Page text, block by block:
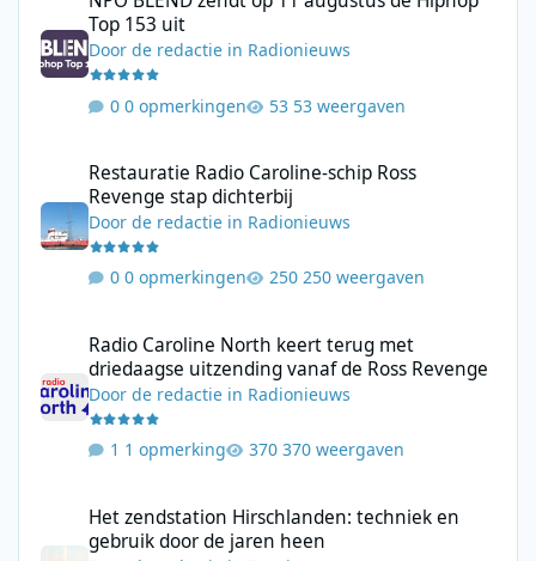
Top 153 uit
Doorde redactie in Radionieuws
0 opmerkingen 53 weergaven
Restauratie Radio Caroline-schip Ross
Revenge stap dichterbij
Doorde redactie in Radionieuws
0 opmerkingen 250 weergaven
Radio Caroline North keert terug met
driedaagse uitzending vanaf de Ross Revenge
Doorde redactie in Radionieuws
1 opmerking 370 weergaven
Het zendstation Hirschlanden: techniek en
gebruik door de jaren heen